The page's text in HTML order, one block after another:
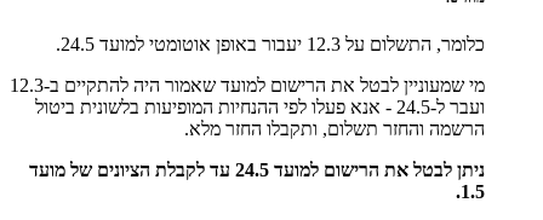
כלומר, התשלום על 12.3 יעבור באופן אוטומטי למועד 24.5.
מי שמעוניין לבטל את הרישום למועד שאמור היה להתקיים ב-12.3
ועבר ל-24.5 - אנא פעלו לפי ההנחיות המופיעות בלשונית ביטול
הרשמה והחזר תשלום, ותקבלו החזר מלא.
ניתן לבטל את הרישום למועד 24.5 עד לקבלת הציונים של מועד
1.5.